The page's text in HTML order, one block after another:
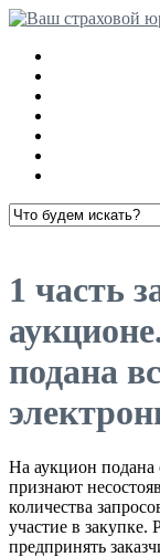
1 часть
подана
На аукцион подана
признают
количества
участие в закупке.
предпринять